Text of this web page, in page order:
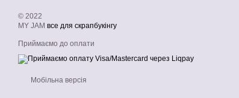
© 2022
MY JAM все для скрапбукінгу
Приймаємо до оплати
Мобільна версія